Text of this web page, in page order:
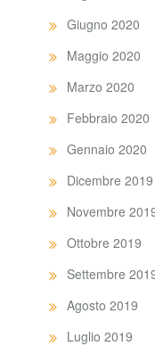
Giugno 2020
Maggio 2020
Marzo 2020
Febbraio 2020
Gennaio 2020
Dicembre 2019
Novembre
Ottobre 2019
Settembre
Agosto 2019
Luglio 2019